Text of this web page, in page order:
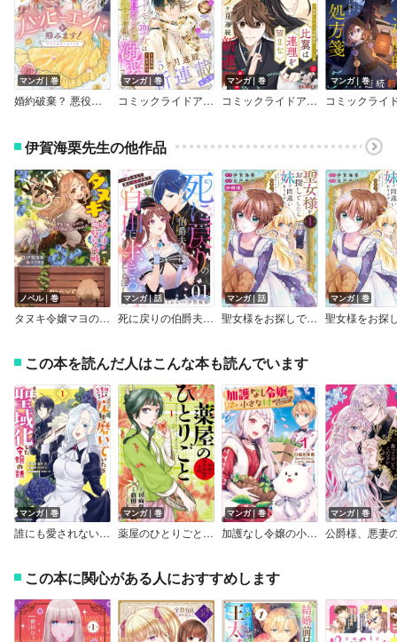
マンガ｜巻
婚約破棄？ 悪役令嬢？ そんなの笑い飛ばしてハッピーエンドを掴みます！ アンソロジーコミック
マンガ｜巻
コミックライドアイビー vol.31
マンガ｜巻
コミックライドアイビー vol.30
マンガ｜巻
伊賀海栗先生の他作品
ノベル｜巻
タヌキ令嬢マヨの完璧な作戦 どうもタヌキです。貴族令嬢に化けたら辺境の公爵様に嫁がされました
マンガ｜話
死に戻りの伯爵夫人は自由に生きることにした～もしかして夫に溺愛されてました？～【単話版】
マンガ｜話
聖女様をお探しでしたら妹で間違いありません。さあどうぞお連れください、今すぐ。 分冊版
マンガ｜巻
この本を読んだ人はこんな本も読んでいます
マンガ｜巻
誰にも愛されないので床を磨いていたらそこが聖域化した令嬢の話（コミック）
マンガ｜巻
薬屋のひとりごと～猫猫の後宮謎解き手帳～
マンガ｜巻
加護なし令嬢の小さな村 ～さあ、領地運営を始めましょう！～
マンガ｜巻
この本に関心がある人におすすめします